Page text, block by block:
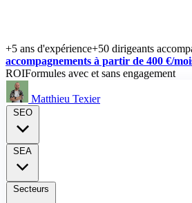
+5 ans d'expérience+50 dirigeants
accompagnements à partir de 400 €/
ROIFormules avec et sans engagement
Matthieu Texier